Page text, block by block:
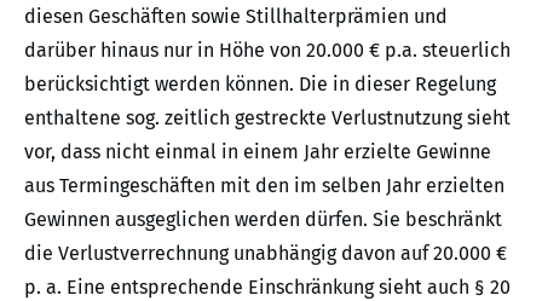
diesen Geschäften sowie Stillhalterprämien und
darüber hinaus nur in Höhe von 20.000 € p.a. steuerlich
berücksichtigt werden können. Die in dieser Regelung
enthaltene sog. zeitlich gestreckte Verlustnutzung sieht
vor, dass nicht einmal in einem Jahr erzielte Gewinne
aus Termingeschäften mit den im selben Jahr erzielten
Gewinnen ausgeglichen werden dürfen. Sie beschränkt
die Verlustverrechnung unabhängig davon auf 20.000 €
p. a. Eine entsprechende Einschränkung sieht auch § 20